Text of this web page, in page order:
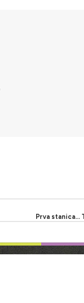
Prva stanica…